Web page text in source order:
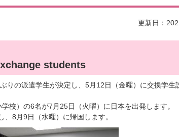
更新日：
students
りの派遣学生が決定し、5月12日（金曜）に交換学生
校）の6名が7月25日（火曜）に日本を出発します。
8月9日（水曜）に帰国します。